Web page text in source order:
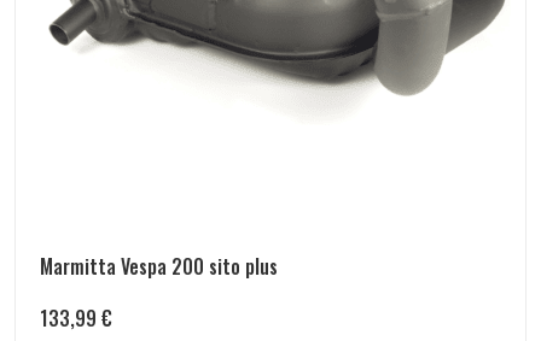
Marmitta Vespa 200 sito plus
133,99 €